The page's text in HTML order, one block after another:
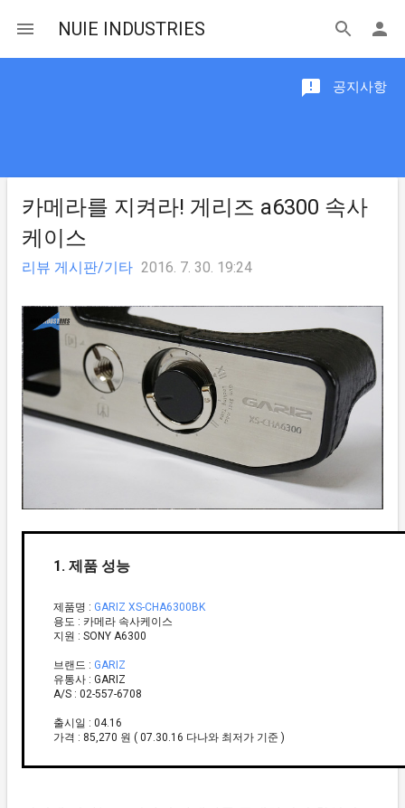
NUIE INDUSTRIES
공지사항
카메라를 지켜라! 게리즈 a6300 속사
케이스
리뷰 게시판/기타 2016. 7. 30. 19:24
1. 제품 성능
제품명 : GARIZ XS-CHA6300BK
용도 : 카메라 속사케이스
지원 : SONY A6300
브랜드 : GARIZ
유통사 : GARIZ
A/S : 02-557-6708
출시일 : 04.16
가격 : 85,270 원 ( 07.30.16 다나와 최저가 기준 )